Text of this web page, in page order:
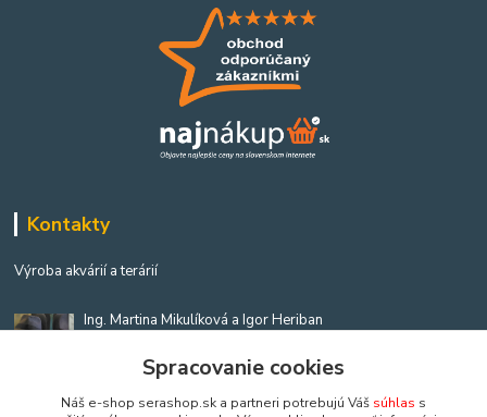
Kontakty
Výroba akvárií a terárií
Ing. Martina Mikulíková a Igor Heriban
(Po-Pia, 8-16 hod.)
akvaria@akvaria.sk
Spracovanie cookies
Náš e-shop serashop.sk a partneri potrebujú Váš súhlas s